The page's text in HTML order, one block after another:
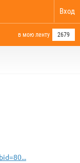
Вход
в мою ленту 2679